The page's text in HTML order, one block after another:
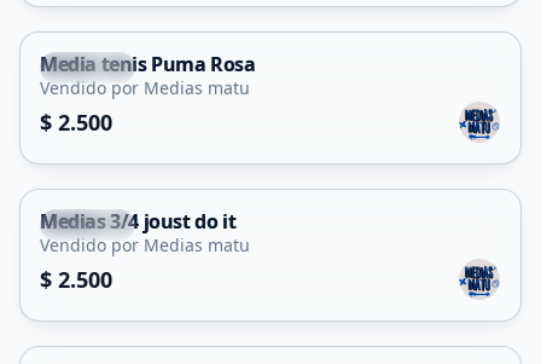
Capital
Media tenis Puma Rosa
Vendido por Medias matu
$ 2.500
Capital
Medias 3/4 joust do it
Vendido por Medias matu
$ 2.500